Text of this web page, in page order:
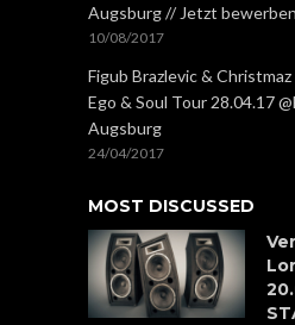
Augsburg // Jetzt
10/08/2017
Figub Brazlevic &
Ego & Soul Tour 28.04.17
Augsburg
24/04/2017
MOST DISCUSSED